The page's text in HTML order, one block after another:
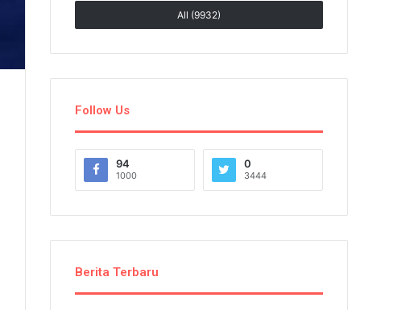
All (9932)
Follow Us
94
1000
0
3444
Berita Terbaru